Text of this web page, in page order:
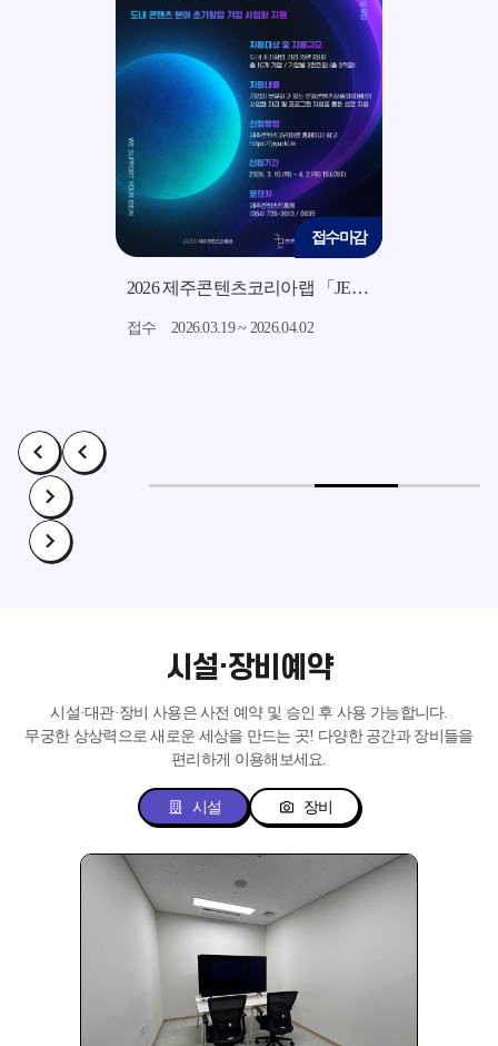
접수마감
2026 제주콘텐츠코리아랩 「JEMI 디딤돌」 지원사업 모집 공고
접수 2026.03.19 ~ 2026.04.02
시설·장비예약
시설·대관·장비 사용은 사전 예약 및 승인 후 사용 가능합니다.
무궁한 상상력으로 새로운 세상을 만드는 곳! 다양한 공간과 장비들을
편리하게 이용해보세요.
시설 장비